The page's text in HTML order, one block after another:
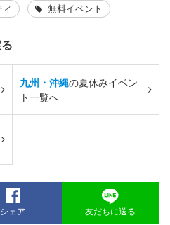
無料イベント
九州・沖縄の夏休みイベン
ト一覧へ
シェア 友だちに送る